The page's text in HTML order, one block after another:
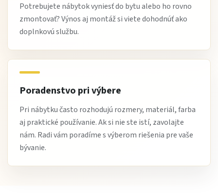
Elegantne a reprezentatívne, stáva sa dominantou
miestnosti.
S drevom, neutrálnymi farbami a minimalistickými
doplnkami.
Stručne:
Kožená sedacia súprava Castello 2 je elegantná
sedacia súprava do obývačky, ktorá ponúka komfort,
nadčasový dizajn a reprezentatívny vzhľad. Je ideálnou
Potrebujete nábytok vyniesť do bytu alebo ho rovno
zmontovať? Výnos aj montáž si viete dohodnúť ako
doplnkovú službu.
Poradenstvo pri výbere
Pri nábytku často rozhodujú rozmery, materiál, farba
aj praktické používanie. Ak si nie ste istí, zavolajte
nám. Radi vám poradíme s výberom riešenia pre vaše
bývanie.